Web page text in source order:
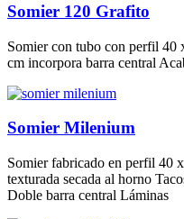
Somier 120 Grafito
Somier con tubo con perfil 40
cm incorpora barra central
Somier Milenium
Somier fabricado en perfil 40
texturada secada al horno
Doble barra central Láminas